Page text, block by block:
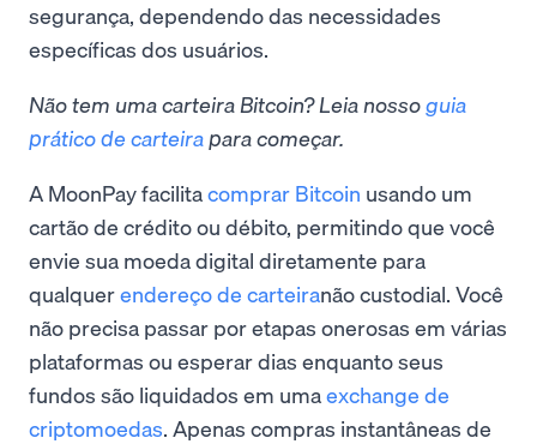
segurança, dependendo das necessidades
específicas dos usuários.
Não tem uma carteira Bitcoin? Leia nossoguia
prático de carteirapara começar.
A MoonPay facilitacomprar Bitcoin usando um
cartão de crédito ou débito, permitindo que você
envie sua moeda digital diretamente para
qualquerendereço de carteiranão custodial. Você
não precisa passar por etapas onerosas em várias
plataformas ou esperar dias enquanto seus
fundos são liquidados em umaexchange de
criptomoedas. Apenas compras instantâneas de